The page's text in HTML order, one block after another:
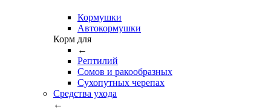
Кормушки
Автокормушки
Корм для
←
Рептилий
Сомов и ракообразных
Сухопутных черепах
Средства ухода
←